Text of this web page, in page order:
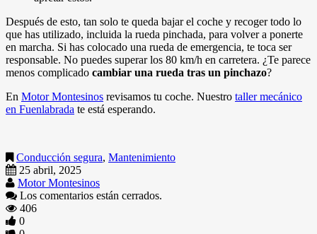
Después de esto, tan solo te queda bajar el coche y recoger todo lo
que has utilizado, incluida la rueda pinchada, para volver a ponerte
en marcha. Si has colocado una rueda de emergencia, te toca ser
responsable. No puedes superar los 80 km/h en carretera. ¿Te parece
menos complicado cambiar una rueda tras un pinchazo?
En Motor Montesinos revisamos tu coche. Nuestro taller mecánico
en Fuenlabrada te está esperando.
Conducción segura, Mantenimiento
25 abril, 2025
Motor Montesinos
Los comentarios están cerrados.
406
0